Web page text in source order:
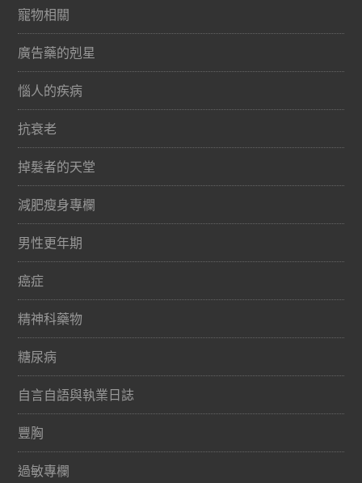
寵物相關
廣告藥的剋星
惱人的疾病
抗衰老
掉髮者的天堂
減肥瘦身專欄
男性更年期
癌症
精神科藥物
糖尿病
自言自語與執業日誌
豐胸
過敏專欄